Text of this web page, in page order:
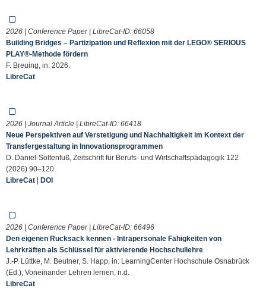
2026 | Conference Paper | LibreCat-ID: 66058
Building Bridges – Partizipation und Reflexion mit der LEGO® SERIOUS
PLAY®-Methode fördern
F. Breuing, in: 2026.
LibreCat
2026 | Journal Article | LibreCat-ID: 66418
Neue Perspektiven auf Verstetigung und Nachhaltigkeit im Kontext der
Transfergestaltung in Innovationsprogrammen
D. Daniel-Söltenfuß, Zeitschrift für Berufs- und Wirtschaftspädagogik 122
(2026) 90–120.
LibreCat | DOI
2026 | Conference Paper | LibreCat-ID: 66496
Den eigenen Rucksack kennen - Intrapersonale Fähigkeiten von
Lehrkräften als Schlüssel für aktivierende Hochschullehre
J.-P. Lüttke, M. Beutner, S. Happ, in: LearningCenter Hochschule Osnabrück
(Ed.), Voneinander Lehren lernen, n.d.
LibreCat